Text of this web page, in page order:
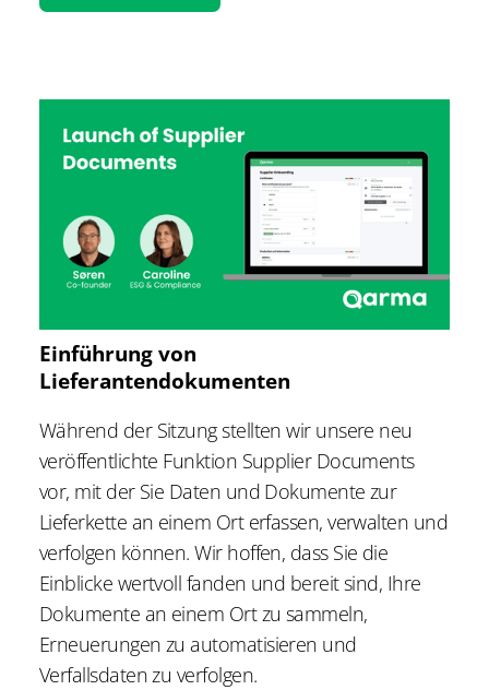
Einführung von
Lieferantendokumenten
Während der Sitzung stellten wir unsere neu
veröffentlichte Funktion Supplier Documents
vor, mit der Sie Daten und Dokumente zur
Lieferkette an einem Ort erfassen, verwalten und
verfolgen können. Wir hoffen, dass Sie die
Einblicke wertvoll fanden und bereit sind, Ihre
Dokumente an einem Ort zu sammeln,
Erneuerungen zu automatisieren und
Verfallsdaten zu verfolgen.